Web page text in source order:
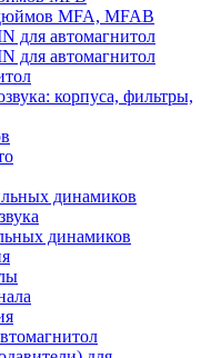
MFA, MFAB
для автомагнитол
для автомагнитол
корпуса, фильтры,
динамиков
динамиков